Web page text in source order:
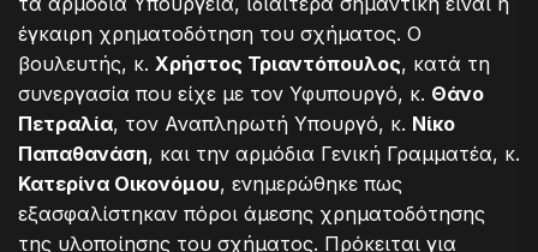
έγκαιρη χρηματοδότηση του σχήματος. Ο
βουλευτής, κ. Χρήστος Τριαντόπουλος, κατά τη
συνεργασία που είχε με τον Υφυπουργό, κ. Θάνο
Πετραλία, τον Αναπληρωτή Υπουργό, κ. Νίκο
Παπαθανάση, και την αρμόδια Γενική Γραμματέα, κ.
Κατερίνα Οικονόμου, ενημερώθηκε πως
εξασφαλίστηκαν πόροι άμεσης χρηματοδότησης
της υλοποίησης του σχήματος. Πρόκειται για